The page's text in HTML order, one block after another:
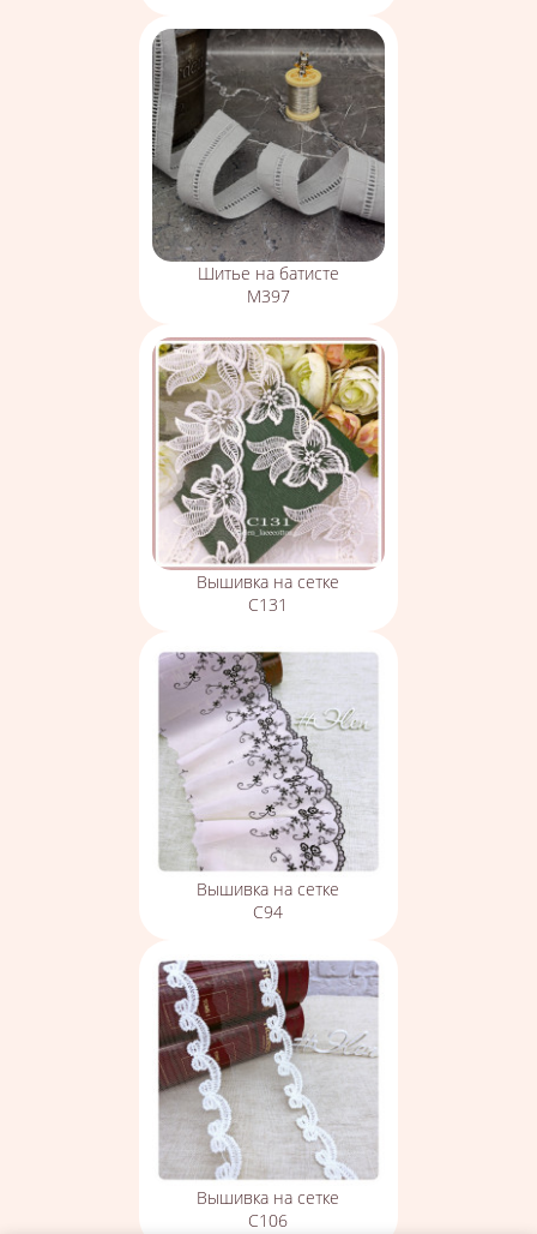
Шитье на батисте
М397
Вышивка на сетке
С131
Вышивка на сетке
С94
Вышивка на сетке
С106